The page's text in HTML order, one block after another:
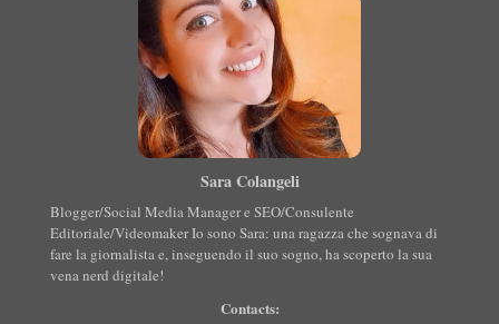
Sara Colangeli
Blogger/Social Media Manager e SEO/Consulente
Editoriale/Videomaker Io sono Sara: una ragazza che sognava di
fare la giornalista e, inseguendo il suo sogno, ha scoperto la sua
vena nerd digitale!
Contacts: